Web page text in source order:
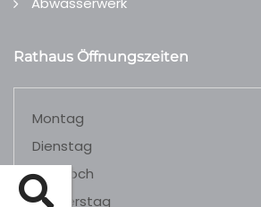
Rathaus Öffnungszeiten
Montag
Dienstag
Mittwoch
Donnerstag